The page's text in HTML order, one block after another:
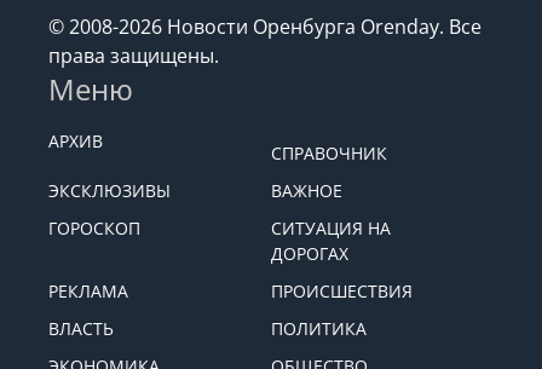
© 2008-2026 Новости Оренбурга Orenday. Все
права защищены.
Меню
АРХИВ
СПРАВОЧНИК
ЭКСКЛЮЗИВЫ
ВАЖНОЕ
ГОРОСКОП
СИТУАЦИЯ НА
ДОРОГАХ
РЕКЛАМА
ПРОИСШЕСТВИЯ
ВЛАСТЬ
ПОЛИТИКА